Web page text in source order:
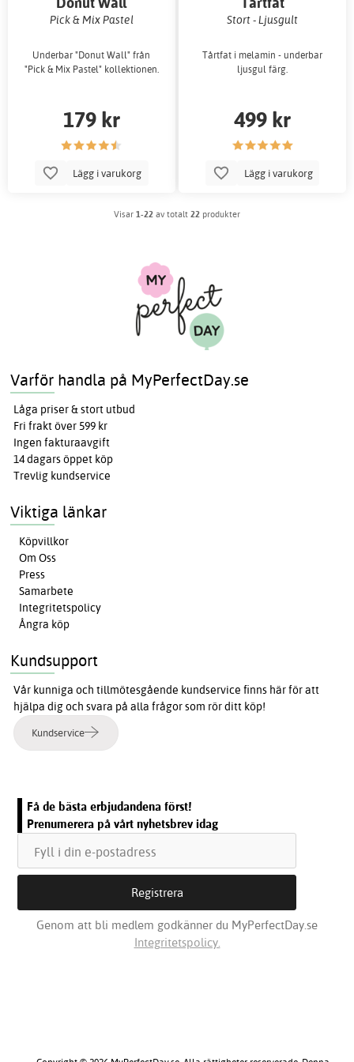
Pick & Mix Pastel
Underbar "Donut Wall" från
"Pick & Mix Pastel" kollektionen.
179 kr
Lägg i varukorg
Stort - Ljusgult
Tårtfat i melamin - underbar
ljusgul färg.
499 kr
Lägg i varukorg
Visar 1-22 av totalt 22 produkter
Varför handla på MyPerfectDay.se
Låga priser & stort utbud
Fri frakt över 599 kr
Ingen fakturaavgift
14 dagars öppet köp
Trevlig kundservice
Viktiga länkar
Köpvillkor
Om Oss
Press
Samarbete
Integritetspolicy
Ångra köp
Kundsupport
Vår kunniga och tillmötesgående kundservice finns här för att
hjälpa dig och svara på alla frågor som rör ditt köp!
Kundservice
Få de bästa erbjudandena först!
Prenumerera på vårt nyhetsbrev idag
Genom att bli medlem godkänner du MyPerfectDay.se
Integritetspolicy.